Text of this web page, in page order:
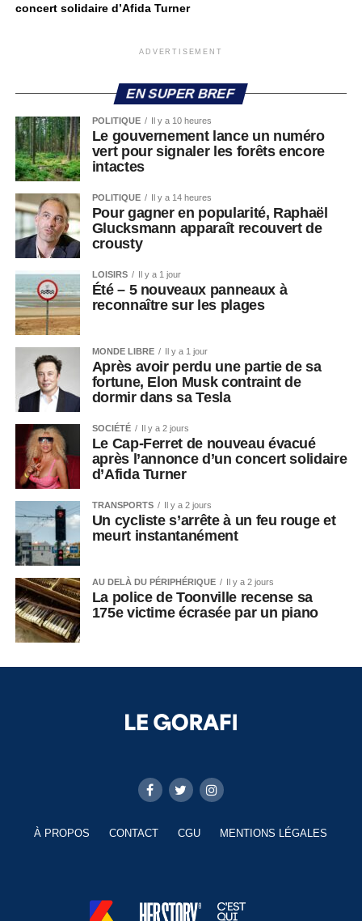
concert solidaire d’Afida Turner
ADVERTISEMENT
EN SUPER BREF
POLITIQUE Il y a 10 heures
Le gouvernement lance un numéro
vert pour signaler les forêts encore
intactes
POLITIQUE Il y a 14 heures
Pour gagner en popularité, Raphaël
Glucksmann apparaît recouvert de
crousty
LOISIRS Il y a 1 jour
Été – 5 nouveaux panneaux à
reconnaître sur les plages
MONDE LIBRE Il y a 1 jour
Après avoir perdu une partie de sa
fortune, Elon Musk contraint de
dormir dans sa Tesla
SOCIÉTÉ Il y a 2 jours
Le Cap-Ferret de nouveau évacué
après l’annonce d’un concert solidaire
d’Afida Turner
TRANSPORTS Il y a 2 jours
Un cycliste s’arrête à un feu rouge et
meurt instantanément
AU DELÀ DU PÉRIPHÉRIQUE Il y a 2 jours
La police de Toonville recense sa
175e victime écrasée par un piano
À PROPOS CONTACT CGU MENTIONS LÉGALES